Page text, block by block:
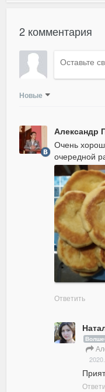
2 комментария
Новые
Александр
Очень
очередной
Ответить